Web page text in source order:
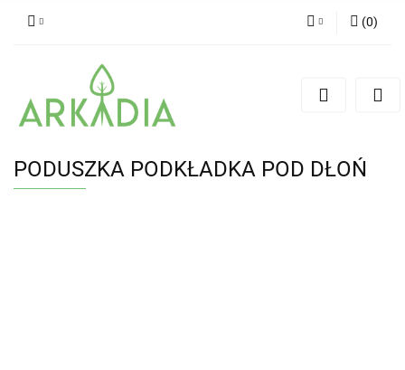
(0)
PODUSZKA PODKŁADKA POD DŁOŃ